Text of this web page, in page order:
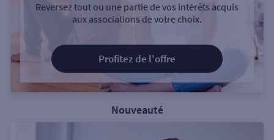
Reversez tout ou une partie de vos intérêts acquis
aux associations de votre choix.
Profitez de l'offre
Nouveauté